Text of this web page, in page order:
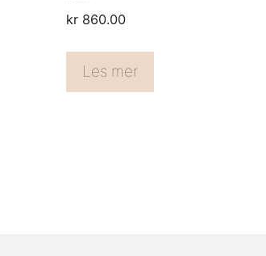
0
a
5
kr 860.00
Les mer